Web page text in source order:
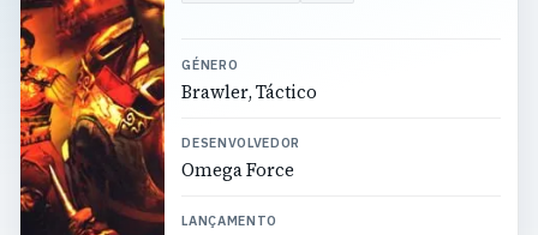
GÉNERO
Brawler, Táctico
DESENVOLVEDOR
Omega Force
LANÇAMENTO